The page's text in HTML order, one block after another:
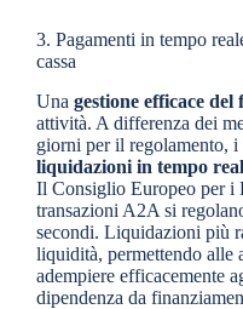
3. Pagamenti in tempo
cassa
Una gestione efficace del
attività. A differenza dei
giorni per il regolamento,
liquidazioni in tempo
Il Consiglio Europeo per i
transazioni A2A si
secondi. Liquidazioni più
liquidità, permettendo alle
adempiere efficacemente
dipendenza da